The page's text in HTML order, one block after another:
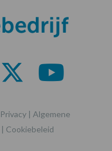
Privacy | Algemene
| Cookiebeleid